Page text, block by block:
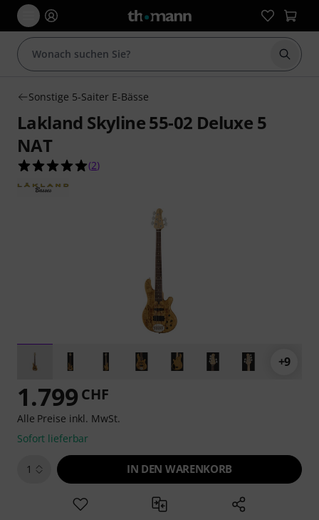
Suche
Sonstige 5-Saiter E-Bässe
Lakland Skyline 55-02 Deluxe 5
NAT
5.0 von 5 Sternen aus 2 Kundenbewertungen
(2)
+9
1.799 CHF
Alle Preise inkl. MwSt.
Sofort lieferbar
1 IN DEN WARENKORB